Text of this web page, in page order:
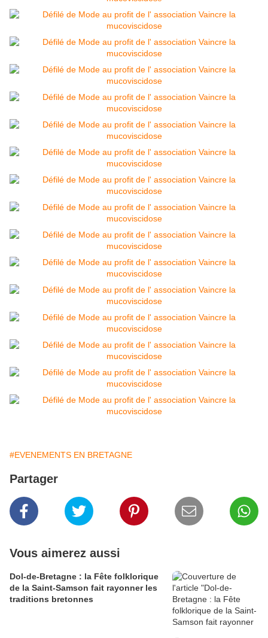
#EVENEMENTS EN BRETAGNE
Partager
Vous aimerez aussi
Dol-de-Bretagne : la Fête folklorique
de la Saint-Samson fait rayonner les
traditions bretonnes